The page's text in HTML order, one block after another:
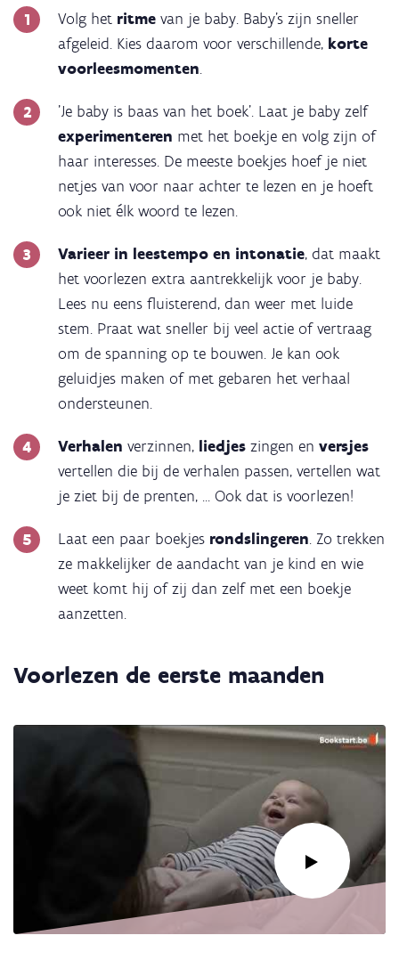
Volg het ritme van je baby. Baby's zijn sneller
afgeleid. Kies daarom voor verschillende, korte
voorleesmomenten.
'Je baby is baas van het boek'. Laat je baby zelf
experimenteren met het boekje en volg zijn of
haar interesses. De meeste boekjes hoef je niet
netjes van voor naar achter te lezen en je hoeft
ook niet élk woord te lezen.
Varieer in leestempo en intonatie, dat maakt
het voorlezen extra aantrekkelijk voor je baby.
Lees nu eens fluisterend, dan weer met luide
stem. Praat wat sneller bij veel actie of vertraag
om de spanning op te bouwen. Je kan ook
geluidjes maken of met gebaren het verhaal
ondersteunen.
Verhalen verzinnen, liedjes zingen en versjes
vertellen die bij de verhalen passen, vertellen wat
je ziet bij de prenten, ... Ook dat is voorlezen!
Laat een paar boekjes rondslingeren. Zo trekken
ze makkelijker de aandacht van je kind en wie
weet komt hij of zij dan zelf met een boekje
aanzetten.
Voorlezen de eerste maanden